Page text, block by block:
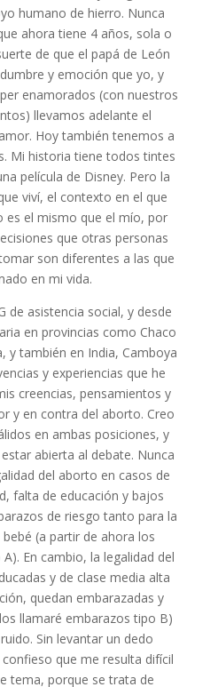
humano de hierro. Nunca
ahora tiene 4 años, sola o
de que el papá de León
y emoción que yo, y
enamorados (con nuestros
llevamos adelante el
Hoy también tenemos a
Mi historia tiene todos tintes
película de Disney. Pero la
viví, el contexto en el que
es el mismo que el mío, por
que otras personas
son diferentes a las que
en mi vida.
de asistencia social, y desde
en provincias como Chaco
y también en India, Camboya
y experiencias que he
creencias, pensamientos y
y en contra del aborto. Creo
en ambas posiciones, y
abierta al debate. Nunca
del aborto en casos de
falta de educación y bajos
de riesgo tanto para la
(a partir de ahora los
En cambio, la legalidad del
y de clase media alta
quedan embarazadas y
llamaré embarazos tipo B)
Sin levantar un dedo
que me resulta difícil
tema, porque se trata de